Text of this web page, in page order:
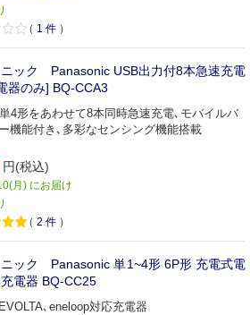
（ 1 件 ）
ック Panasonic USB出力付8本急速充電
器のみ] BQ-CCA3
4形をあわせて8本同時急速充電､モバイルバ
機能付き､多彩なセンシング機能搭載
円(税込)
月) にお届け
（ 2 件 ）
ック Panasonic 単1~4形 6P形 充電式電
電器 BQ-CC25
､eneloop対応充電器